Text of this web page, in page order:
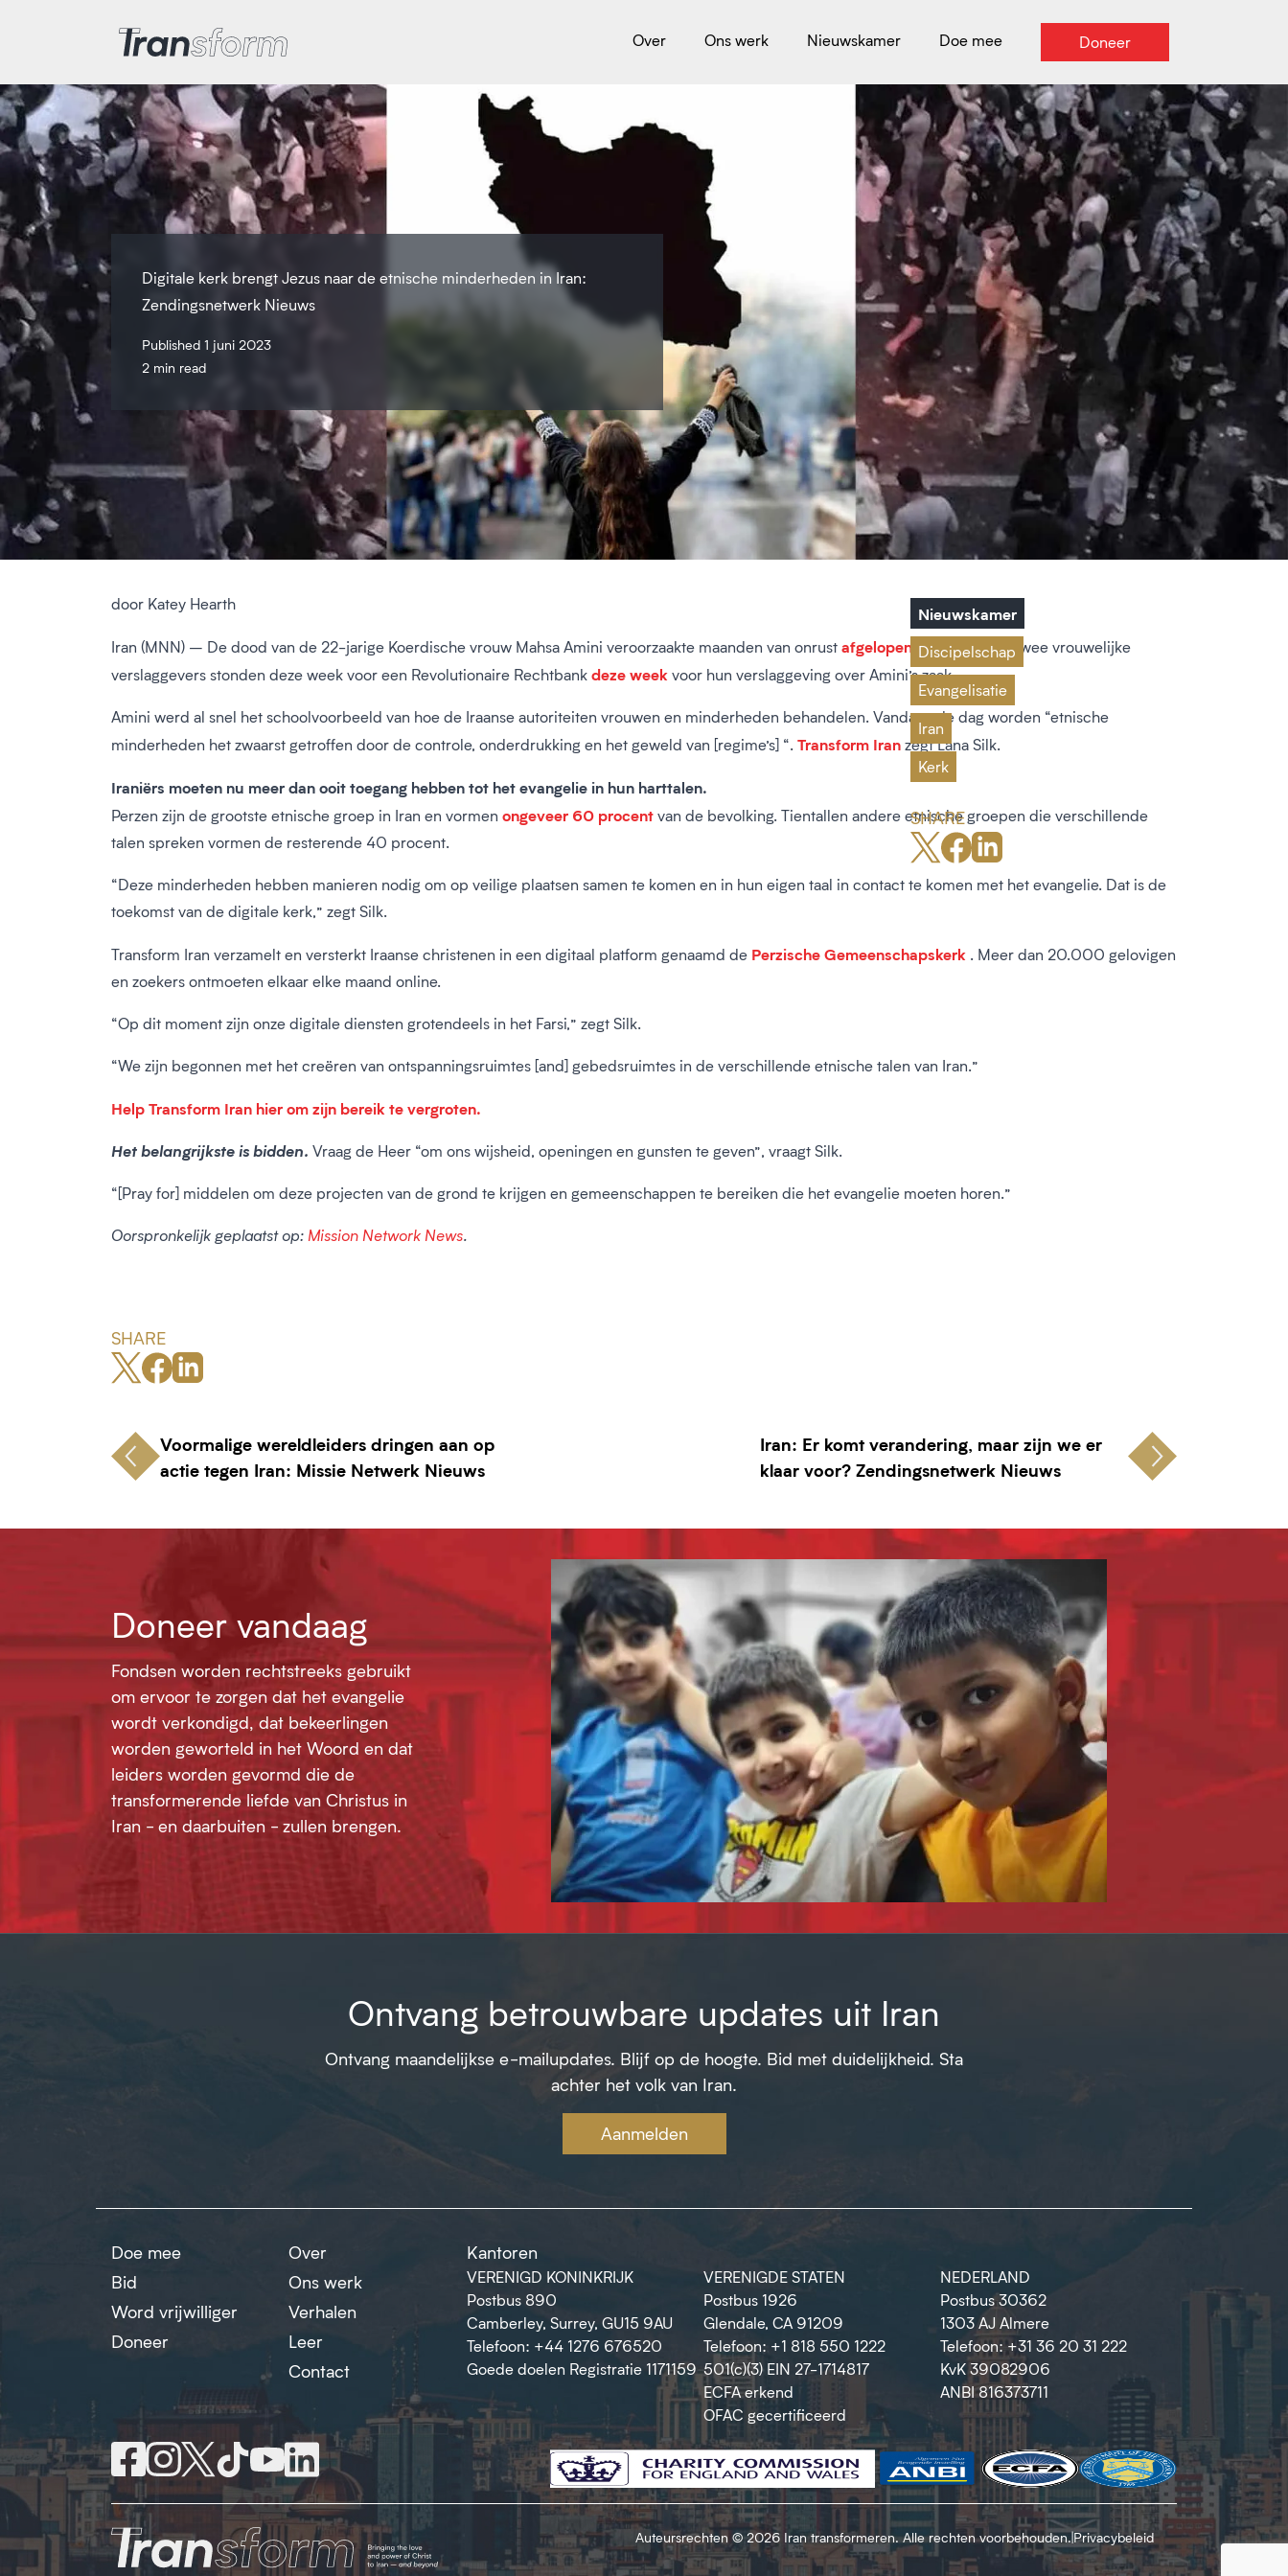
Iran transformeren Over Ons werk Nieuwskamer Doe mee Doneer
Digitale kerk brengt Jezus naar de etnische minderheden in Iran:
Zendingsnetwerk Nieuws
Published 1 juni 2023
2 min read
door Katey Hearth
Iran (MNN) – De dood van de 22-jarige Koerdische vrouw Mahsa Amini veroorzaakte maanden van onrustafgelopen herfst in Iran. Twee vrouwelijke
verslaggevers stonden deze week voor een Revolutionaire Rechtbankdeze weekvoor hun verslaggeving over Amini’s zaak.
Amini werd al snel het schoolvoorbeeld van hoe de Iraanse autoriteiten vrouwen en minderheden behandelen. Vandaag de dag worden “etnische
minderheden het zwaarst getroffen door de controle, onderdrukking en het geweld van [regime’s] “. Transform Iranzegt Lana Silk.
Iraniërs moeten nu meer dan ooit toegang hebben tot het evangelie in hun harttalen.
Perzen zijn de grootste etnische groep in Iran en vormen ongeveer 60 procentvan de bevolking. Tientallen andere etnische groepen die verschillende
talen spreken vormen de resterende 40 procent.
“Deze minderheden hebben manieren nodig om op veilige plaatsen samen te komen en in hun eigen taal in contact te komen met het evangelie. Dat is de
toekomst van de digitale kerk,” zegt Silk.
Transform Iran verzamelt en versterkt Iraanse christenen in een digitaal platform genaamd de Perzische Gemeenschapskerk . Meer dan 20.000 gelovigen
en zoekers ontmoeten elkaar elke maand online.
“Op dit moment zijn onze digitale diensten grotendeels in het Farsi,” zegt Silk.
“We zijn begonnen met het creëren van ontspanningsruimtes [and] gebedsruimtes in de verschillende etnische talen van Iran.”
Help Transform Iran hier om zijn bereik te vergroten.
Het belangrijkste is bidden. Vraag de Heer “om ons wijsheid, openingen en gunsten te geven”, vraagt Silk.
“[Pray for] middelen om deze projecten van de grond te krijgen en gemeenschappen te bereiken die het evangelie moeten horen.”
Oorspronkelijk geplaatst op: Mission Network News.
Nieuwskamer
Discipelschap
Evangelisatie
Iran
Kerk
SHARE
SHARE
Voormalige wereldleiders dringen aan op
actie tegen Iran: Missie Netwerk Nieuws
Iran: Er komt verandering, maar zijn we er
klaar voor? Zendingsnetwerk Nieuws
Doneer vandaag
Fondsen worden rechtstreeks gebruikt
om ervoor te zorgen dat het evangelie
wordt verkondigd, dat bekeerlingen
worden geworteld in het Woord en dat
leiders worden gevormd die de
transformerende liefde van Christus in
Iran - en daarbuiten - zullen brengen.
Ontvang betrouwbare updates uit Iran
Ontvang maandelijkse e-mailupdates. Blijf op de hoogte. Bid met duidelijkheid. Sta
achter het volk van Iran.
Aanmelden
Doe mee
Bid
Word vrijwilliger
Doneer
Over
Ons werk
Verhalen
Leer
Contact
Kantoren
VERENIGD KONINKRIJK
Postbus 890
Camberley, Surrey, GU15 9AU
Telefoon: +44 1276 676520
Goede doelen Registratie 1171159
VERENIGDE STATEN
Postbus 1926
Glendale, CA 91209
Telefoon: +1 818 550 1222
501(c)(3) EIN 27-1714817
ECFA erkend
OFAC gecertificeerd
NEDERLAND
Postbus 30362
1303 AJ Almere
Telefoon: +31 36 20 31 222
KvK 39082906
ANBI 816373711
Auteursrechten © 2026 Iran transformeren. Alle rechten voorbehouden.|Privacybeleid